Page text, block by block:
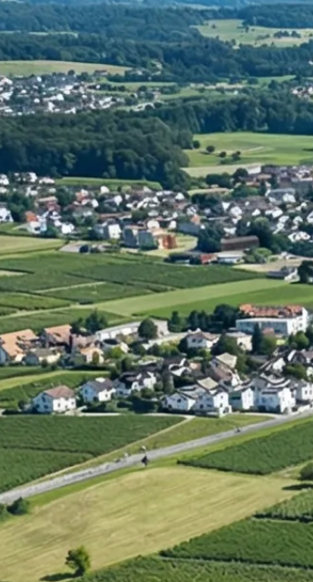
Gesetzliche Revisionen
Spezialprüfungen
Vorsorge & öffentliche Organisationen
Interne Kontrollen & Prozessprüfungen
Beratung
Gründung & Entwicklung
Umstrukturierung & Sanierung
Nachfolge & Transaktionen
Bewertung & Planung
Wissen
News
Fachwissen
Publikationen
Ressourcen
Truvag
Karriere
Kundeninformation
Leitbild
Kontakt
Offerte anfordern